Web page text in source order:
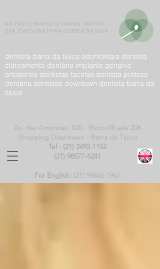
DR. PAULO MARCELO VIANNA SANTOS
DRA. CAROLINA FARIA CORRÊA DA SILVA
Av. das Américas, 500 - Bloco 08 sala 206
Shopping Downtown - Barra da Tijuca
Tel : (21) 2492-1152
(21) 98577-6241
For English: (21) 99686-1967
dentista barra da tijuca odontologia dentista
clareamento dentário implante gengiva
ortodontia dentistas facetas dentista prótese
dentária dentistas downtown dentista barra da
tijuca